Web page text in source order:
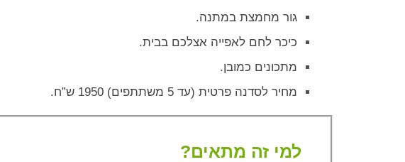
גור מחמצת במתנה.
כיכר לחם לאפייה אצלכם בבית.
מתכונים כמובן.
מחיר לסדנה פרטית (עד 5 משתתפים) 1950 ש”ח.
למי זה מתאים?